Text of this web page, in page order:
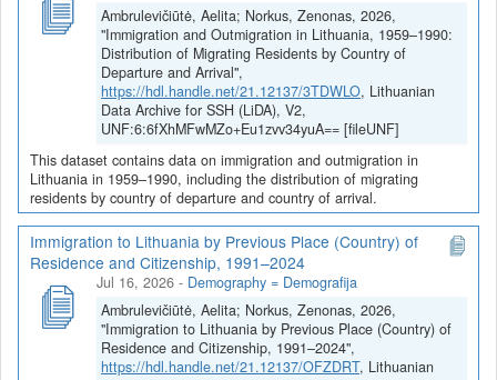
Ambrulevičiūtė, Aelita; Norkus, Zenonas, 2026,
"Immigration and Outmigration in Lithuania, 1959–1990:
Distribution of Migrating Residents by Country of
Departure and Arrival",
https://hdl.handle.net/21.12137/3TDWLO, Lithuanian
Data Archive for SSH (LiDA), V2,
UNF:6:6fXhMFwMZo+Eu1zvv34yuA== [fileUNF]
This dataset contains data on immigration and outmigration in
Lithuania in 1959–1990, including the distribution of migrating
residents by country of departure and country of arrival.
Immigration to Lithuania by Previous Place (Country) of
Residence and Citizenship, 1991–2024
Jul 16, 2026 - Demography = Demografija
Ambrulevičiūtė, Aelita; Norkus, Zenonas, 2026,
"Immigration to Lithuania by Previous Place (Country) of
Residence and Citizenship, 1991–2024",
https://hdl.handle.net/21.12137/OFZDRT, Lithuanian